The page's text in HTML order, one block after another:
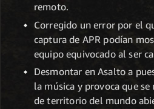
remoto.
Corregido un error por el
captura de APR podían
equipo equivocado al ser
Desmontar en Asalto a
la música y provoca que
de territorio del mundo